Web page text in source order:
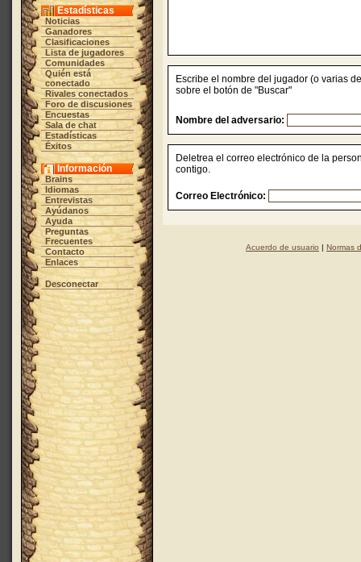
Estadísticas
Noticias
Ganadores
Clasificaciones
Lista de jugadores
Comunidades
Quién está
conectado
Rivales conectados
Foro de discusiones
Encuestas
Sala de chat
Estadísticas
Éxitos
Información
Brains
Idiomas
Entrevistas
Ayúdanos
Ayuda
Preguntas
Frecuentes
Contacto
Enlaces
Desconectar
Escribe el nombre del jugador (o varias
sobre el botón de "Buscar"
Nombre del adversario:
Deletrea el correo electrónico de la
contigo.
Correo Electrónico:
Acuerdo de usuario | Normas